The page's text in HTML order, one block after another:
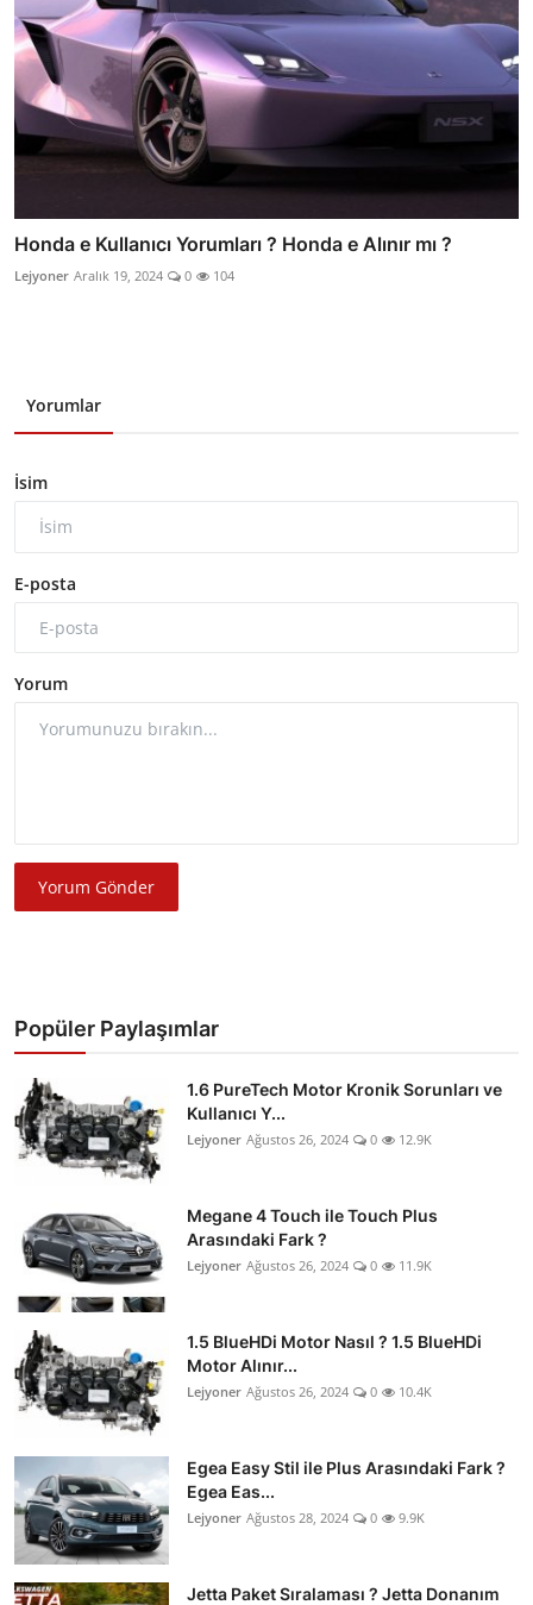
Honda e Kullanıcı Yorumları ? Honda e Alınır mı ?
Lejyoner Aralık 19, 2024 0 104
Yorumlar
İsim
E-posta
Yorum
Yorum Gönder
Popüler Paylaşımlar
1.6 PureTech Motor Kronik Sorunları ve
Kullanıcı Y...
Lejyoner Ağustos 26, 2024 0 12.9K
Megane 4 Touch ile Touch Plus
Arasındaki Fark ?
Lejyoner Ağustos 26, 2024 0 11.9K
1.5 BlueHDi Motor Nasıl ? 1.5 BlueHDi
Motor Alınır...
Lejyoner Ağustos 26, 2024 0 10.4K
Egea Easy Stil ile Plus Arasındaki Fark ?
Egea Eas...
Lejyoner Ağustos 28, 2024 0 9.9K
Jetta Paket Sıralaması ? Jetta Donanım